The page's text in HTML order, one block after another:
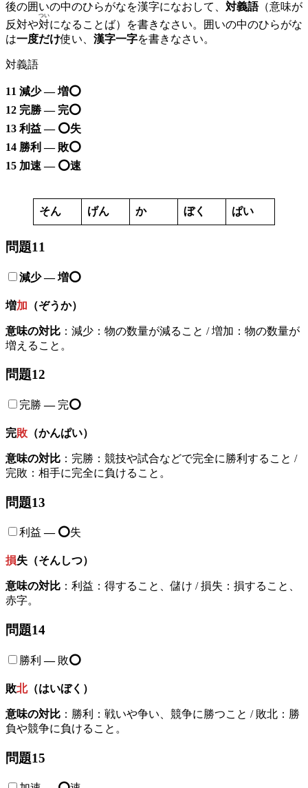
後の囲いの中のひらがなを漢字になおして、 対義語（意味が
反対や対
つい
になることば）を書きなさい。囲いの中のひらがな
は一度だけ使い、 漢字一字を書きなさい。
対義語
11 減少 — 増⭕️
12 完勝 — 完⭕️
13 利益 — ⭕️失
14 勝利 — 敗⭕️
15 加速 — ⭕️速
そん げん か ぼく ぱい
問題11
減少 — 増⭕️
増加 （ぞうか）
意味の対比 ：減少：物の数量が減ること / 増加：物の数量が
増えること。
問題12
完勝 — 完⭕️
完敗 （かんぱい）
意味の対比 ：完勝：競技や試合などで完全に勝利すること /
完敗：相手に完全に負けること。
問題13
利益 — ⭕️失
損失（そんしつ）
意味の対比 ：利益：得すること、儲け / 損失：損すること、
赤字。
問題14
勝利 — 敗⭕️
敗北（はいぼく）
意味の対比 ：勝利：戦いや争い、競争に勝つこと / 敗北：勝
負や競争に負けること。
問題15